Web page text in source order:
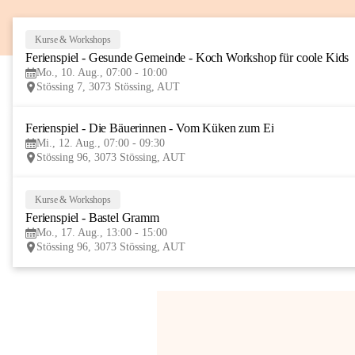
Kurse & Workshops
Ferienspiel - Gesunde Gemeinde - Koch Workshop für coole Kids
Mo., 10. Aug., 07:00 - 10:00
Stössing 7, 3073 Stössing, AUT
Ferienspiel - Die Bäuerinnen - Vom Küken zum Ei
Mi., 12. Aug., 07:00 - 09:30
Stössing 96, 3073 Stössing, AUT
Kurse & Workshops
Ferienspiel - Bastel Gramm
Mo., 17. Aug., 13:00 - 15:00
Stössing 96, 3073 Stössing, AUT